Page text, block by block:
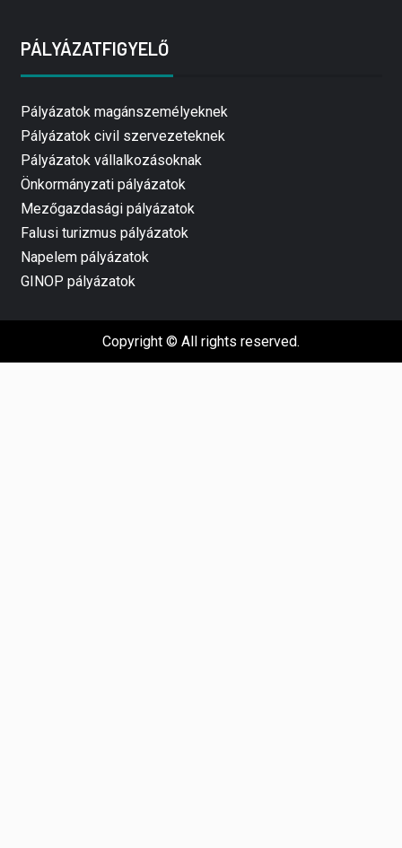
PÁLYÁZATFIGYELŐ
Pályázatok magánszemélyeknek
Pályázatok civil szervezeteknek
Pályázatok vállalkozásoknak
Önkormányzati pályázatok
Mezőgazdasági pályázatok
Falusi turizmus pályázatok
Napelem pályázatok
GINOP pályázatok
Copyright © All rights reserved.